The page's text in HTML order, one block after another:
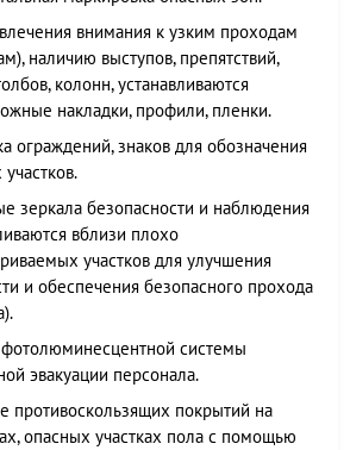
внимания к узким проходам
наличию выступов, препятствий,
колонн, устанавливаются
накладки, профили, пленки.
ограждений, знаков для обозначения
зеркала безопасности и наблюдения
вблизи плохо
участков для улучшения
и обеспечения безопасного прохода
системы
эвакуации персонала.
противоскользящих покрытий на
опасных участках пола с помощью